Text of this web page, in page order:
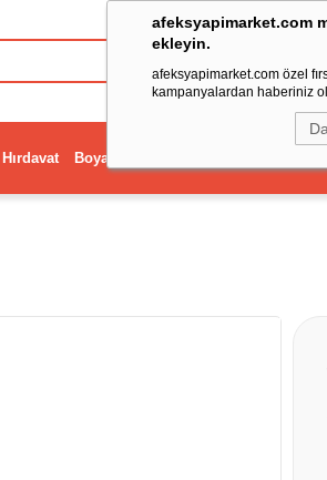
afeksyapimarket.com
ekleyin.
afeksyapimarket.com özel
kampanyalardan haberiniz
Hırdavat Boya